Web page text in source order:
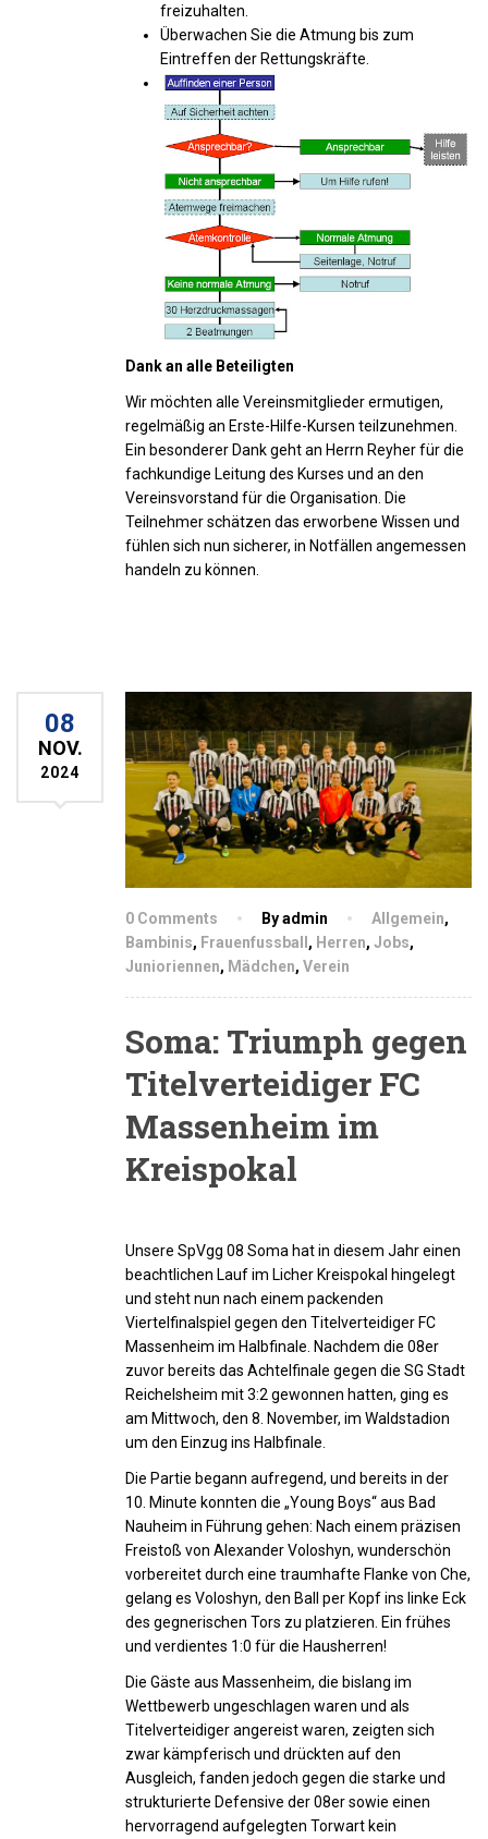
freizuhalten.
Überwachen Sie die Atmung bis zum
Eintreffen der Rettungskräfte.
Dank an alle Beteiligten
Wir möchten alle Vereinsmitglieder ermutigen,
regelmäßig an Erste-Hilfe-Kursen teilzunehmen.
Ein besonderer Dank geht an Herrn Reyher für die
fachkundige Leitung des Kurses und an den
Vereinsvorstand für die Organisation. Die
Teilnehmer schätzen das erworbene Wissen und
fühlen sich nun sicherer, in Notfällen angemessen
handeln zu können.
08
NOV.
2024
0 Comments By admin Allgemein,
Bambinis, Frauenfussball , Herren, Jobs,
Junioriennen, Mädchen, Verein
Soma: Triumph gegen
Titelverteidiger FC
Massenheim im
Kreispokal
Unsere SpVgg 08 Soma hat in diesem Jahr einen
beachtlichen Lauf im Licher Kreispokal hingelegt
und steht nun nach einem packenden
Viertelfinalspiel gegen den Titelverteidiger FC
Massenheim im Halbfinale. Nachdem die 08er
zuvor bereits das Achtelfinale gegen die SG Stadt
Reichelsheim mit 3:2 gewonnen hatten, ging es
am Mittwoch, den 8. November, im Waldstadion
um den Einzug ins Halbfinale.
Die Partie begann aufregend, und bereits in der
10. Minute konnten die „Young Boys“ aus Bad
Nauheim in Führung gehen: Nach einem präzisen
Freistoß von Alexander Voloshyn, wunderschön
vorbereitet durch eine traumhafte Flanke von Che,
gelang es Voloshyn, den Ball per Kopf ins linke Eck
des gegnerischen Tors zu platzieren. Ein frühes
und verdientes 1:0 für die Hausherren!
Die Gäste aus Massenheim, die bislang im
Wettbewerb ungeschlagen waren und als
Titelverteidiger angereist waren, zeigten sich
zwar kämpferisch und drückten auf den
Ausgleich, fanden jedoch gegen die starke und
strukturierte Defensive der 08er sowie einen
hervorragend aufgelegten Torwart kein